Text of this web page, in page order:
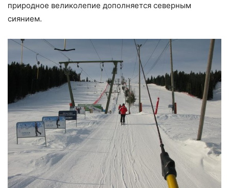
природное великолепие дополняется северным
сиянием.